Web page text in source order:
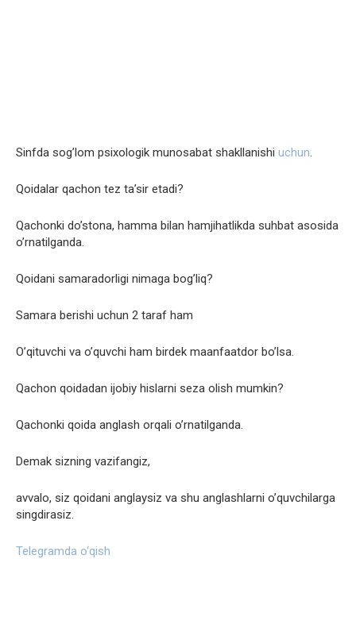
Sinfda sog’lom psixologik munosabat shakllanishi uchun.
Qoidalar qachon tez ta’sir etadi?
Qachonki do’stona, hamma bilan hamjihatlikda suhbat asosida
o’rnatilganda.
Qoidani samaradorligi nimaga bog’liq?
Samara berishi uchun 2 taraf ham
O’qituvchi va o’quvchi ham birdek maanfaatdor bo’lsa.
Qachon qoidadan ijobiy hislarni seza olish mumkin?
Qachonki qoida anglash orqali o’rnatilganda.
Demak sizning vazifangiz,
avvalo, siz qoidani anglaysiz va shu anglashlarni o’quvchilarga
singdirasiz.
Telegramda o‘qish